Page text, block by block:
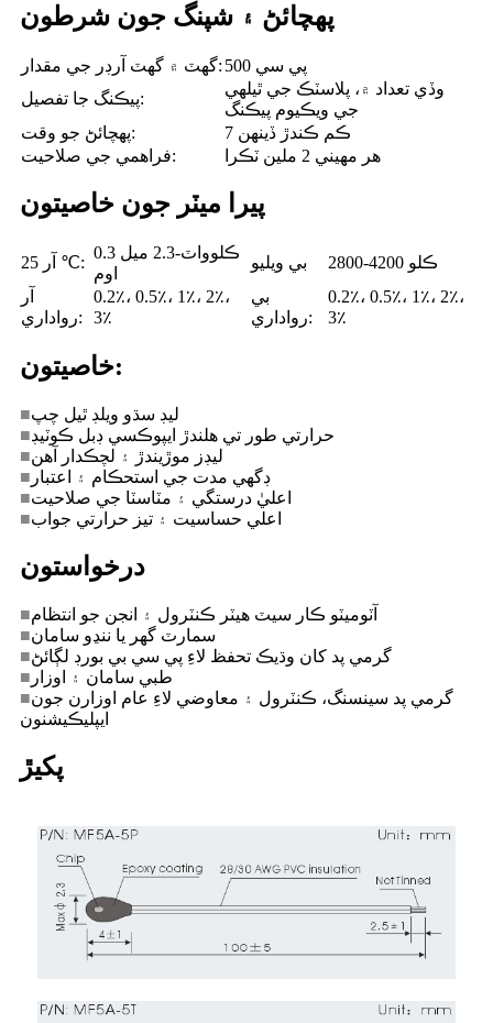
پهچائڻ ۽ شپنگ جون شرطون
گھٽ ۾ گھٽ آرڊر جي مقدار:
500 پي سي
پيڪنگ جا تفصيل:
وڏي تعداد ۾، پلاسٽڪ جي ٿيلهي
جي ويڪيوم پيڪنگ
پهچائڻ جو وقت:
7 ڪم ڪندڙ ڏينهن
فراهمي جي صلاحيت:
هر مهيني 2 ملين ٽڪرا
پيرا ميٽر جون خاصيتون
آر 25 ℃:
0.3 ڪلوواٽ-2.3 ميل
اوم
بي ويليو
2800-4200 ڪلو
آر
رواداري:
0.2٪، 0.5٪، 1٪، 2٪،
3٪
بي
رواداري:
0.2٪، 0.5٪، 1٪، 2٪،
3٪
خاصيتون:
■ليڊ سڌو ويلڊ ٿيل چپ
■حرارتي طور تي هلندڙ ايپوڪسي ڊبل ڪوٽيڊ
■ليڊز موڙيندڙ ۽ لچڪدار آهن
■ ڊگهي مدت جي استحڪام ۽ اعتبار
■اعليٰ درستگي ۽ مٽاسٽا جي صلاحيت
■اعلي حساسيت ۽ تيز حرارتي جواب
درخواستون
■آٽوميٽو ڪار سيٽ هيٽر ڪنٽرول ۽ انجن جو انتظام
■سمارٽ گهر يا ننڍو سامان
■گرمي پد کان وڌيڪ تحفظ لاءِ پي سي بي بورڊ لڳائڻ
■ طبي سامان ۽ اوزار
■گرمي پد سينسنگ، ڪنٽرول ۽ معاوضي لاءِ عام اوزارن جون
ايپليڪيشنون
پکيڙ